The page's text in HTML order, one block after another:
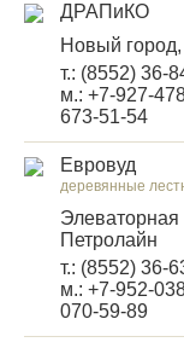
ДРАПиКО
Новый
т.: (8552) 36-
м.: +7-927-
673-51-54
Евровуд
деревянные
Петролайн
т.: (8552) 36-
м.: +7-952-
070-59-89